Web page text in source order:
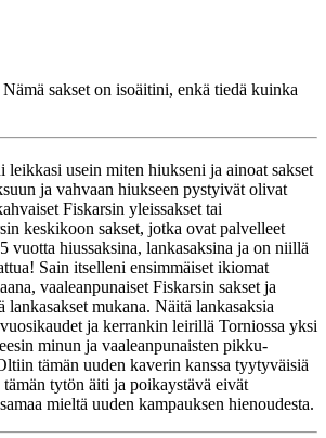
sakset on isoäitini, enkä tiedä kuinka
usein miten hiukseni ja ainoat sakset
ja vahvaan hiukseen pystyivät olivat
Fiskarsin yleissakset tai
keskikoon sakset, jotka ovat palvelleet
vuotta hiussaksina, lankasaksina ja on niillä
Sain itselleni ensimmäiset ikiomat
vaaleanpunaiset Fiskarsin sakset ja
lankasakset mukana. Näitä lankasaksia
ja kerrankin leirillä Torniossa yksi
minun ja vaaleanpunaisten pikku-
tämän uuden kaverin kanssa tyytyväisiä
tytön äiti ja poikaystävä eivät
mieltä uuden kampauksen hienoudesta.